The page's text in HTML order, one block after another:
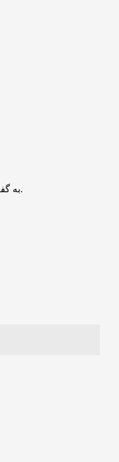
به گفته تحلیلگران، اگر در ماه سپتامبر شاهد سیاست‌های پولی ملایم و افزایش تقاضا برای دارایی‌های پرریسک باشیم، شیبا و سایر رمزارزها می‌توانند رالی صعودی جدیدی را تجربه کنند.